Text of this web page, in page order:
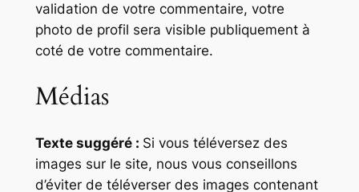
validation de votre commentaire, votre
photo de profil sera visible publiquement à
coté de votre commentaire.
Médias
Texte suggéré : Si vous téléversez des
images sur le site, nous vous conseillons
d’éviter de téléverser des images contenant